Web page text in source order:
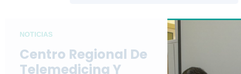
NOTICIAS
Centro Regional De
Telemedicina Y